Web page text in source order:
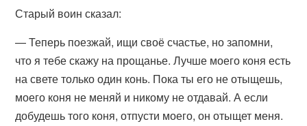
Старый воин сказал:
— Теперь поезжай, ищи своё счастье, но запомни,
что я тебе скажу на прощанье. Лучше моего коня есть
на свете только один конь. Пока ты его не отыщешь,
моего коня не меняй и никому не отдавай. А если
добудешь того коня, отпусти моего, он отыщет меня.